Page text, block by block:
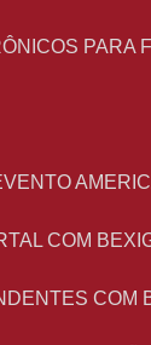
PARA
COM
COM